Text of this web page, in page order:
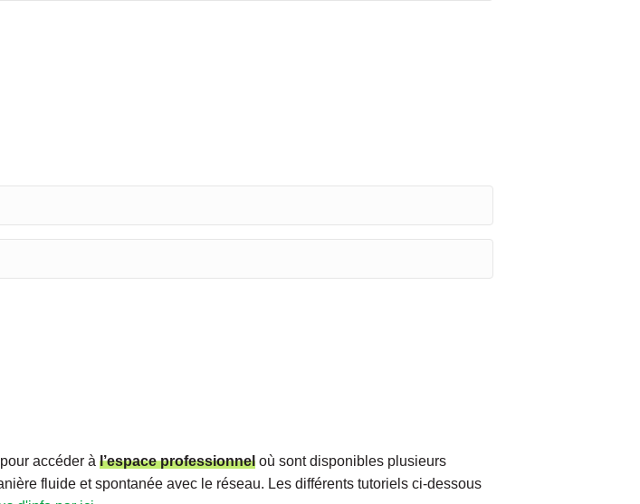
accéder à l’espace professionnel où sont disponibles plusieurs
fluide et spontanée avec le réseau. Les différents tutoriels ci-dessous